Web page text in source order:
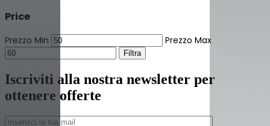
Price
Prezzo Min Prezzo Max
Filtra
Iscriviti alla nostra newsletter per
ottenere offerte